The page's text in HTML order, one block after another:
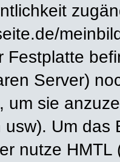
Festplatte
Server)
um sie
Um
nutze HMTL